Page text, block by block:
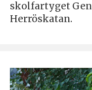
skolfartyget
Herröskatan.